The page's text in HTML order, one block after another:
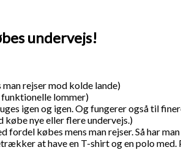
undervejs!
rejser mod kolde lande)
funktionelle lommer)
igen og igen. Og fungerer også til
købe nye eller flere undervejs.)
fordel købes mens man rejser. Så har
at have en T-shirt og en polo med.